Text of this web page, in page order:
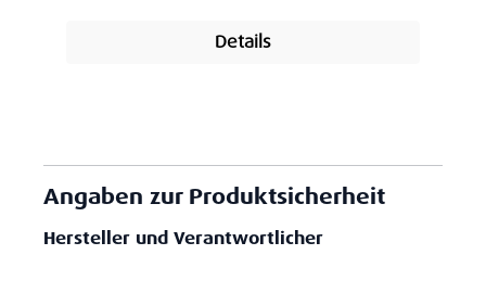
Details
Angaben zur Produktsicherheit
Hersteller und Verantwortlicher